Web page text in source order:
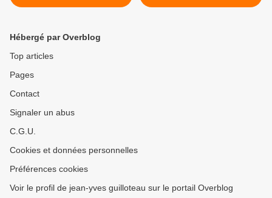
Hébergé par Overblog
Top articles
Pages
Contact
Signaler un abus
C.G.U.
Cookies et données personnelles
Préférences cookies
Voir le profil de jean-yves guilloteau sur le portail Overblog